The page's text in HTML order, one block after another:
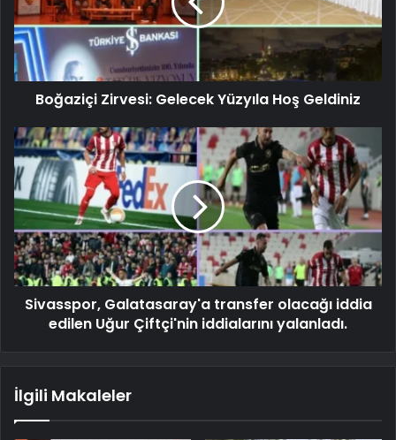
Boğaziçi Zirvesi: Gelecek Yüzyıla Hoş Geldiniz
Sivasspor, Galatasaray'a transfer olacağı iddia
edilen Uğur Çiftçi'nin iddialarını yalanladı.
İlgili Makaleler